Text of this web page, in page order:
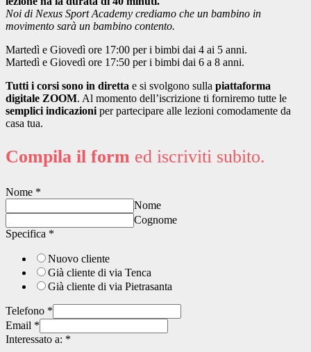
Noi di Nexus Sport Academy crediamo che un bambino in
movimento sarà un bambino contento.
Martedì e Giovedì ore 17:00 per i bimbi dai 4 ai 5 anni.
Martedì e Giovedì ore 17:50 per i bimbi dai 6 a 8 anni.
Tutti i corsi sono in diretta e si svolgono sulla piattaforma
digitale ZOOM. Al momento dell’iscrizione ti forniremo tutte le
semplici indicazioni per partecipare alle lezioni comodamente da
casa tua.
Compila il form ed iscriviti subito.
Nome *
Nome
Cognome
Specifica *
Nuovo cliente
Già cliente di via Tenca
Già cliente di via Pietrasanta
Telefono *
Email *
Interessato a: *